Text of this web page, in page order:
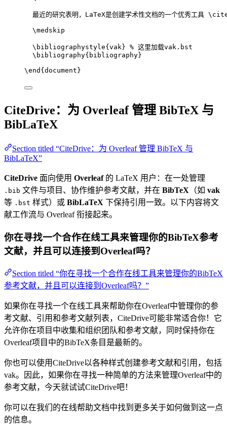
最近的研究表明，LaTeX是创建学术性文档的一个优秀工具
\medskip
\bibliographystyle{vak} % 这里加载vak.bst
\bibliography{bibliography}
\end { document }
CiteDrive：为 Overleaf 管理 BibTeX 与
BibLaTeX
Section titled “CiteDrive：为 Overleaf 管理 BibTeX 与
BibLaTeX”
CiteDrive 面向使用 Overleaf的 LaTeX 用户：在一处管理
.bib 文件与项目、协作维护参考文献，并在 BibTeX （如 vak
等 .bst 样式）或 BibLaTeX 下保持引用一致。以下内容将文
献工作流与 Overleaf 衔接起来。
你在寻找一个合作在线工具来管理你的BibTeX参考
文献，并且可以连接到Overleaf吗？
Section titled “你在寻找一个合作在线工具来管理你的BibTeX
参考文献，并且可以连接到Overleaf吗？”
如果你在寻找一个在线工具来帮助你在Overleaf中管理你的参
考文献、引用和参考文献列表，CiteDrive可能非常适合你！它
允许你在项目中收集和组织团队和参考文献，同时保持你在
Overleaf项目中的BibTeX条目是最新的。
你也可以使用CiteDrive以各种样式创建参考文献和引用，包括
vak。因此，如果你在寻找一种简单的方法来管理Overleaf中的
参考文献，今天就试试CiteDrive吧！
你可以在我们的在线帮助文档中找到更多关于如何做到这一点
的信息。